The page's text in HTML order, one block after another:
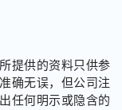
提供的资料只供参
确无误，但公司注
任何明示或隐含的